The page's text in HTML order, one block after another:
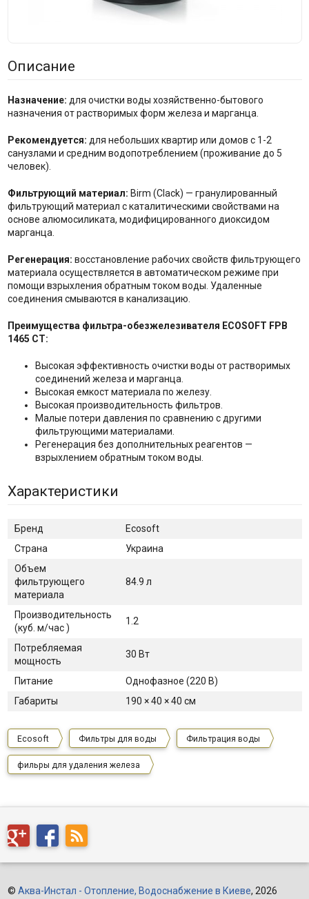
Описание
Назначение: для очистки воды хозяйственно-бытового
назначения от растворимых форм железа и марганца.
Рекомендуется: для небольших квартир или домов с 1-2
санузлами и средним водопотреблением (проживание до 5
человек).
Фильтрующий материал: Birm (Clack) — гранулированный
фильтрующий материал с каталитическими свойствами на
основе алюмосиликата, модифицированного диоксидом
марганца.
Регенерация: восстановление рабочих свойств фильтрующего
материала осуществляется в автоматическом режиме при
помощи взрыхления обратным током воды. Удаленные
соединения смываются в канализацию.
Преимущества фильтра-обезжелезивателя ECOSOFT FP B
1465 CT:
Высокая эффективность очистки воды от растворимых
соединений железа и марганца.
Высокая емкост материала по железу.
Высокая производительность фильтров.
Малые потери давления по сравнению с другими
фильтрующими материалами.
Регенерация без дополнительных реагентов —
взрыхлением обратным током воды.
Характеристики
Бренд
Ecosoft
Страна
Украина
Объем
фильтрующего
материала
84.9 л
Производительность
(куб. м/час )
1.2
Потребляемая
мощность
30 Вт
Питание
Однофазное (220 В)
Габариты
190 × 40 × 40 см
Ecosoft Фильтры для воды Фильтрация воды
фильры для удаления железа
© Аква-Инстал - Отопление, Водоснабжение в Киеве, 2026